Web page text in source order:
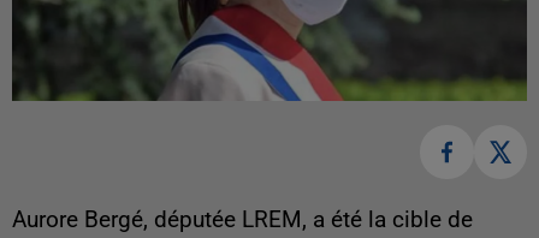
Aurore Bergé, députée LREM, a été la cible de